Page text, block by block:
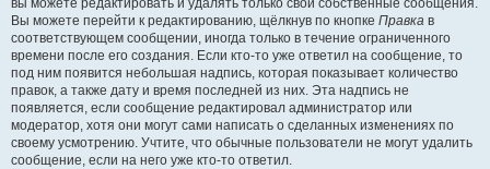
вы можете редактировать и удалять только свои собственные сообщения.
Вы можете перейти к редактированию, щёлкнув по кнопке Правка в
соответствующем сообщении, иногда только в течение ограниченного
времени после его создания. Если кто-то уже ответил на сообщение, то
под ним появится небольшая надпись, которая показывает количество
правок, а также дату и время последней из них. Эта надпись не
появляется, если сообщение редактировал администратор или
модератор, хотя они могут сами написать о сделанных изменениях по
своему усмотрению. Учтите, что обычные пользователи не могут удалить
сообщение, если на него уже кто-то ответил.